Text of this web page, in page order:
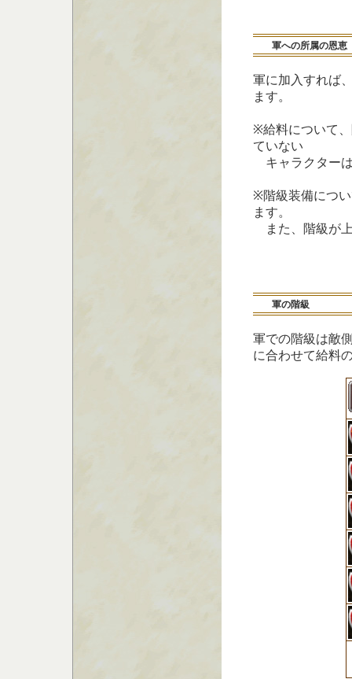
軍への所属の恩恵
軍に加入すれば
ます。
※給料について
ていない
キャラクター
※階級装備につ
ます。
また、階級が
軍の階級
軍での階級は敵
に合わせて給料